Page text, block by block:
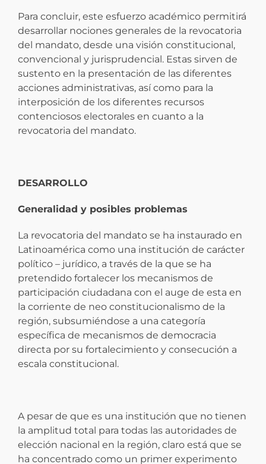
Para concluir, este esfuerzo académico permitirá
desarrollar nociones generales de la revocatoria
del mandato, desde una visión constitucional,
convencional y jurisprudencial. Estas sirven de
sustento en la presentación de las diferentes
acciones administrativas, así como para la
interposición de los diferentes recursos
contenciosos electorales en cuanto a la
revocatoria del mandato.
DESARROLLO
Generalidad y posibles problemas
La revocatoria del mandato se ha instaurado en
Latinoamérica como una institución de carácter
político – jurídico, a través de la que se ha
pretendido fortalecer los mecanismos de
participación ciudadana con el auge de esta en
la corriente de neo constitucionalismo de la
región, subsumiéndose a una categoría
específica de mecanismos de democracia
directa por su fortalecimiento y consecución a
escala constitucional.
A pesar de que es una institución que no tienen
la amplitud total para todas las autoridades de
elección nacional en la región, claro está que se
ha concentrado como un primer experimento